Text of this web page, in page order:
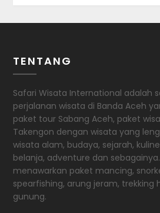
TENTANG
Safari Wisata International adalah
perjalanan wisata di Banda Aceh
paket tour Sabang Aceh, paket
Takengon dengan wisata yang
wisata alam, budaya, sejarah,
belanja, adventure dan
menawarkan paket mancing,
spearfishing, arung jeram, trekking
gunung.